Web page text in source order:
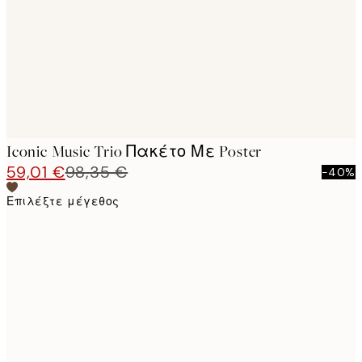
Iconic Music Trio Πακέτο Με Poster
59,01 €98,35 €
-40%
Επιλέξτε μέγεθος